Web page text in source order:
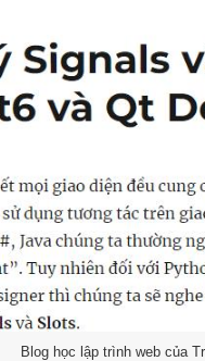
Blog học lập trình web của